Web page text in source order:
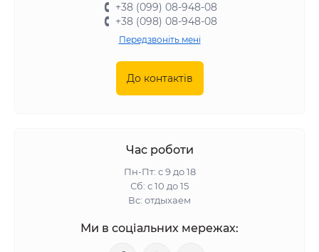
+38 (099) 08-948-08
+38 (098) 08-948-08
Передзвоніть мені
До контактів
Час роботи
Пн-Пт: с 9 до 18
Сб: с 10 до 15
Вс: отдыхаем
Ми в соціальних мережах: